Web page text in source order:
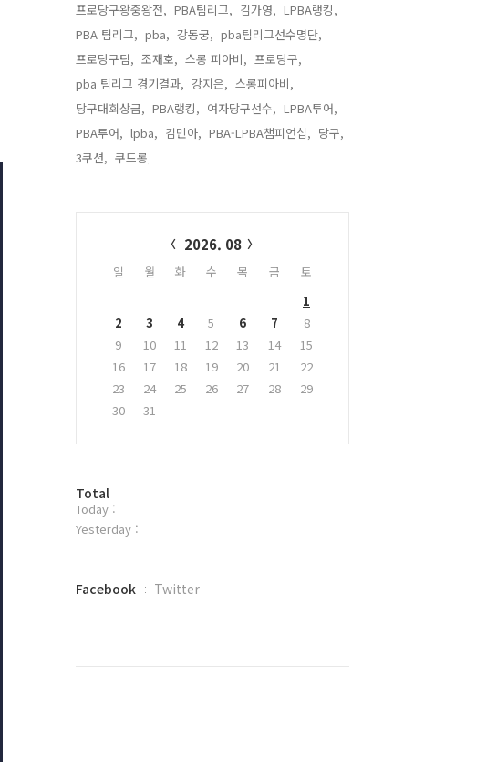
프로당구왕중왕전, PBA팀리그, 김가영, LPBA랭킹,
PBA 팀리그, pba, 강동궁, pba팀리그선수명단,
프로당구팀, 조재호, 스롱 피아비, 프로당구,
pba 팀리그 경기결과, 강지은, 스롱피아비,
당구대회상금, PBA랭킹, 여자당구선수, LPBA투어,
PBA투어, lpba, 김민아, PBA-LPBA챔피언십, 당구,
3쿠션, 쿠드롱,
2026. 08
일 월 화 수 목 금
토
1
2
3 4 5 6 7
8
9
10 11 12 13 14
15
16
17 18 19 20 21
22
23
24 25 26 27 28
29
30
31
방
문
자
Total
Today :
Yesterday :
페
Facebook Twitter